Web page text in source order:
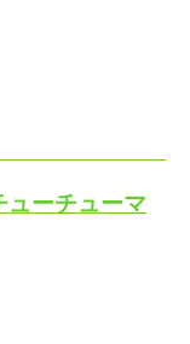
ューチューマ